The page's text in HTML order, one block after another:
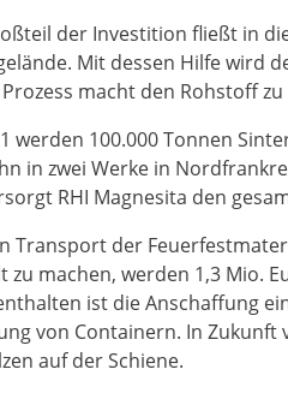
der Investition fließt in
Mit dessen Hilfe wird
macht den Rohstoff
werden 100.000 Tonnen
in zwei Werke in
RHI Magnesita den
Transport der
zu machen, werden 1,3 Mio.
ist die Anschaffung
von Containern. In Zukunft
auf der Schiene.